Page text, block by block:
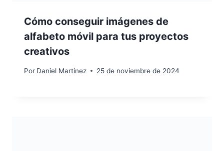
Cómo conseguir imágenes de
alfabeto móvil para tus proyectos
creativos
Por Daniel Martínez 25 de noviembre de 2024